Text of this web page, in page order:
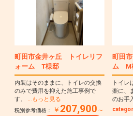
町田市金井ヶ丘 トイレリフ
ォーム T様邸
内装はそのままに、トイレの交換
のみで費用を抑えた施工事例で
す。 …もっと見る
税別参考価格： ￥ 207,900 ～
町田
ム M
トイレ
楽に、
のお手